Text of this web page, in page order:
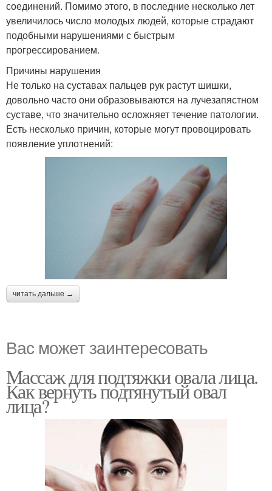
соединений. Помимо этого, в последние несколько лет
увеличилось число молодых людей, которые страдают
подобными нарушениями с быстрым
прогрессированием.
Причины нарушения
Не только на суставах пальцев рук растут шишки,
довольно часто они образовываются на лучезапястном
суставе, что значительно осложняет течение патологии.
Есть несколько причин, которые могут провоцировать
появление уплотнений:
читать дальше →
Вас может заинтересовать
Массаж для подтяжки овала лица.
Как вернуть подтянутый овал
лица?